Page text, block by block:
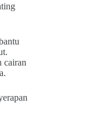
cairan